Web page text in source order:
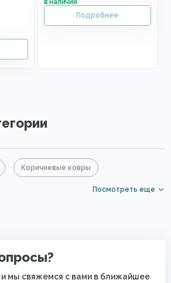
Коричневые ковры
Посмотреть еще
мы свяжемся с вами в ближайшее